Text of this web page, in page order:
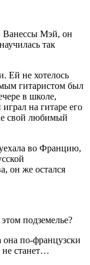
Мэй, он
так
Ей не хотелось
гитаристом был
в школе,
на гитаре его
свой любимый
во Францию,
он же остался
подземелье?
по-французски
не станет…